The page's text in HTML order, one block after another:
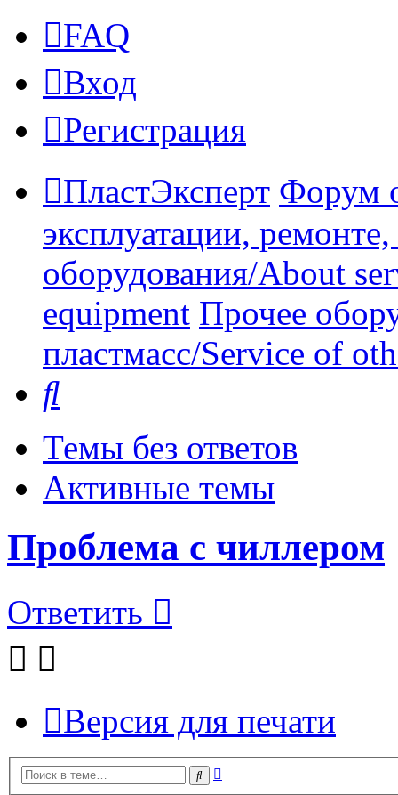
FAQ
Вход
Регистрация
ПластЭксперт Форум
эксплуатации,
оборудования/About
equipment Прочее
пластмасс/Service of
Темы без ответов
Активные темы
Проблема с чиллером
Ответить
Версия для печати
Поиск